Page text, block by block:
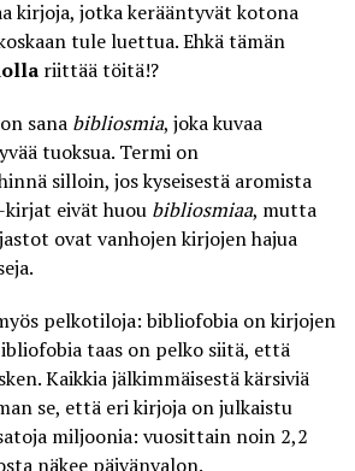
kirjoja, jotkakerääntyvät kotona
tule luettua. Ehkä tämän
riittää töitä!?
sana bibliosmia, joka kuvaa
tuoksua. Termi on
silloin, jos kyseisestä aromista
eivät huou bibliosmiaa, mutta
ovat vanhojen kirjojen hajua
pelkotiloja: bibliofobia on kirjojen
taas on pelko siitä, että
Kaikkia jälkimmäisestä kärsiviä
se, että eri kirjoja on julkaistu
miljoonia: vuosittain noin 2,2
näkee päivänvalon.